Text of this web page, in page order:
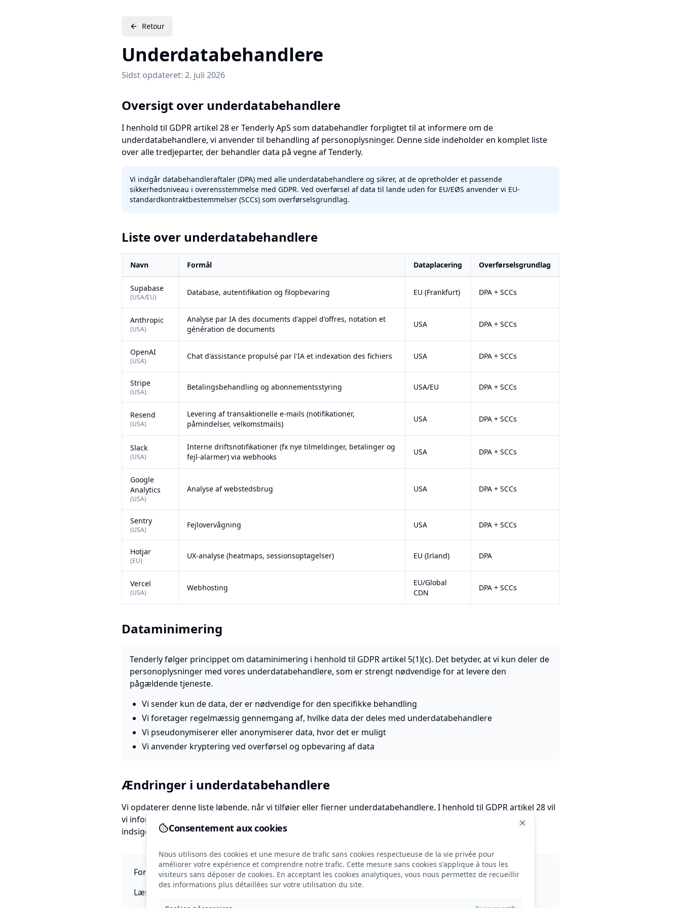
Retour
Underdatabehandlere
Sidst opdateret: 2. juli 2026
Oversigt over underdatabehandlere
I henhold til GDPR artikel 28 er Tenderly ApS som databehandler forpligtet til at informere om de
underdatabehandlere, vi anvender til behandling af personoplysninger. Denne side indeholder en komplet liste
over alle tredjeparter, der behandler data på vegne af Tenderly.
Vi indgår databehandleraftaler (DPA) med alle underdatabehandlere og sikrer, at de opretholder et passende
sikkerhedsniveau i overensstemmelse med GDPR. Ved overførsel af data til lande uden for EU/EØS anvender vi EU-
standardkontraktbestemmelser (SCCs) som overførselsgrundlag.
Liste over underdatabehandlere
Navn Formål Dataplacering Overførselsgrundlag
Supabase
(USA/EU)
Database, autentifikation og filopbevaring EU (Frankfurt) DPA + SCCs
Anthropic
(USA)
Analyse par IA des documents d'appel d'offres, notation et
génération de documents
USA DPA + SCCs
OpenAI
(USA)
Chat d'assistance propulsé par l'IA et indexation des fichiers USA DPA + SCCs
Stripe
(USA)
Betalingsbehandling og abonnementsstyring USA/EU DPA + SCCs
Resend
(USA)
Levering af transaktionelle e-mails (notifikationer,
påmindelser, velkomstmails)
USA DPA + SCCs
Slack
(USA)
Interne driftsnotifikationer (fx nye tilmeldinger, betalinger og
fejl-alarmer) via webhooks
USA DPA + SCCs
Google
Analytics
(USA)
Analyse af webstedsbrug USA DPA + SCCs
Sentry
(USA)
Fejlovervågning USA DPA + SCCs
Hotjar
(EU)
UX-analyse (heatmaps, sessionsoptagelser) EU (Irland) DPA
Vercel
(USA)
Webhosting
EU/Global
CDN
DPA + SCCs
Dataminimering
Tenderly følger princippet om dataminimering i henhold til GDPR artikel 5(1)(c). Det betyder, at vi kun deler de
personoplysninger med vores underdatabehandlere, som er strengt nødvendige for at levere den
pågældende tjeneste.
Vi sender kun de data, der er nødvendige for den specifikke behandling
Vi foretager regelmæssig gennemgang af, hvilke data der deles med underdatabehandlere
Vi pseudonymiserer eller anonymiserer data, hvor det er muligt
Vi anvender kryptering ved overførsel og opbevaring af data
Ændringer i underdatabehandlere
Vi opdaterer denne liste løbende, når vi tilføjer eller fjerner underdatabehandlere. I henhold til GDPR artikel 28 vil
vi informere vores kunder om planlagte ændringer i underdatabehandlere, så der er mulighed for at gøre
indsigelse.
For mere information om, hvordan vi behandler personoplysninger, henviser vi til vores privatlivspolitik.
Læs vores privatlivspolitik
Consentement aux cookies
Nous utilisons des cookies et une mesure de trafic sans cookies respectueuse de la vie privée pour améliorer votre expérience et comprendre notre
Nous utilisons des cookies et une mesure de trafic sans cookies respectueuse de la vie privée pour
améliorer votre expérience et comprendre notre trafic. Cette mesure sans cookies s'applique à tous les
visiteurs sans déposer de cookies. En acceptant les cookies analytiques, vous nous permettez de recueillir
des informations plus détaillées sur votre utilisation du site.